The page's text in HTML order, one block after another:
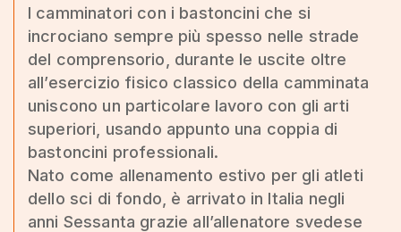
I camminatori con i bastoncini che si
incrociano sempre più spesso nelle strade
del comprensorio, durante le uscite oltre
all’esercizio fisico classico della camminata
uniscono un particolare lavoro con gli arti
superiori, usando appunto una coppia di
bastoncini professionali.
Nato come allenamento estivo per gli atleti
dello sci di fondo, è arrivato in Italia negli
anni Sessanta grazie all’allenatore svedese